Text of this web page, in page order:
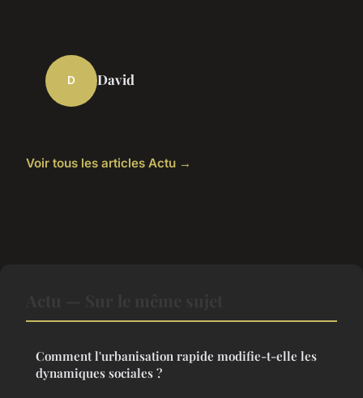
D David
Voir tous les articles Actu →
Comment l'urbanisation rapide modifie-t-elle les
dynamiques sociales ?